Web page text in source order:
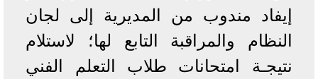
إيفاد مندوب من المديرية إلى لجان
النظام والمراقبة التابع لها؛ لاستلام
نتيجـة امتحانات طلاب التعلم الفني